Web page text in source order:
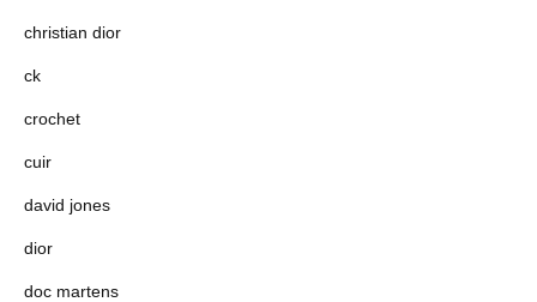
christian dior
ck
crochet
cuir
david jones
dior
doc martens